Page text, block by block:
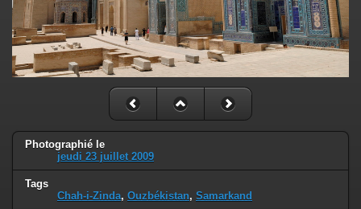
Photographié le
jeudi 23 juillet 2009
Tags
Chah-i-Zinda, Ouzbékistan, Samarkand